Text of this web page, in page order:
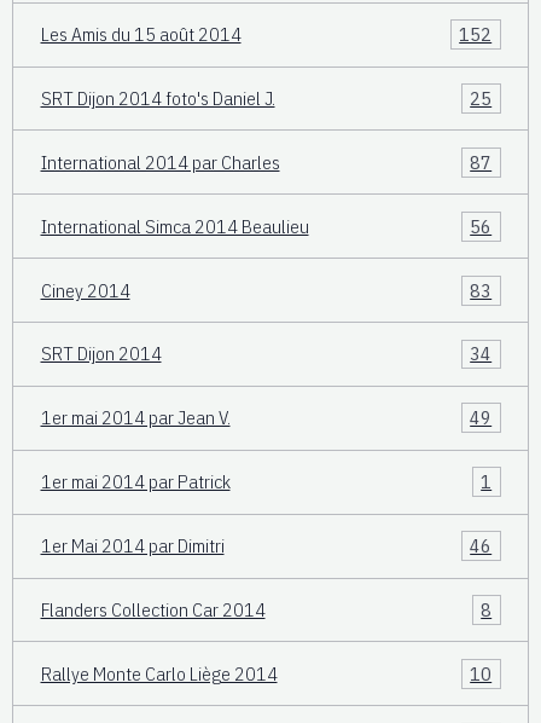
Les Amis du 15 août 2014 152
SRT Dijon 2014 foto's Daniel J. 25
International 2014 par Charles 87
International Simca 2014 Beaulieu 56
Ciney 2014 83
SRT Dijon 2014 34
1er mai 2014 par Jean V. 49
1er mai 2014 par Patrick 1
1er Mai 2014 par Dimitri 46
Flanders Collection Car 2014 8
Rallye Monte Carlo Liège 2014 10